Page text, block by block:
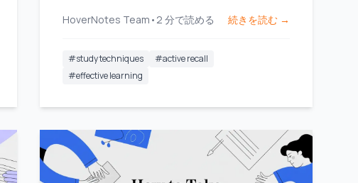
HoverNotes Team • 2 分で読める 続きを読む →
#study techniques #active recall
#effective learning